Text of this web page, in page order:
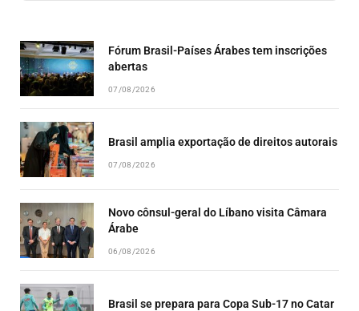
EPISODE
EPISODES
Fórum Brasil-Países Árabes tem inscrições
abertas
07/08/2026
Brasil amplia exportação de direitos autorais
07/08/2026
Novo cônsul-geral do Líbano visita Câmara
Árabe
06/08/2026
Brasil se prepara para Copa Sub-17 no Catar